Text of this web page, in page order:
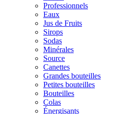
Professionnels
Eaux
Jus de Fruits
Sirops
Sodas
Minérales
Source
Canettes
Grandes bouteilles
Petites bouteilles
Bouteilles
Colas
Énergisants